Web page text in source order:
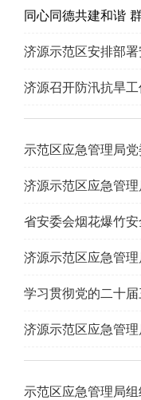
同心同德共建和谐
济源示范区安排部
济源召开防汛抗旱
示范区应急管理局
济源示范区应急管
省安委会烟花爆竹
济源示范区应急管
学习贯彻党的二十
济源示范区应急管
示范区应急管理局